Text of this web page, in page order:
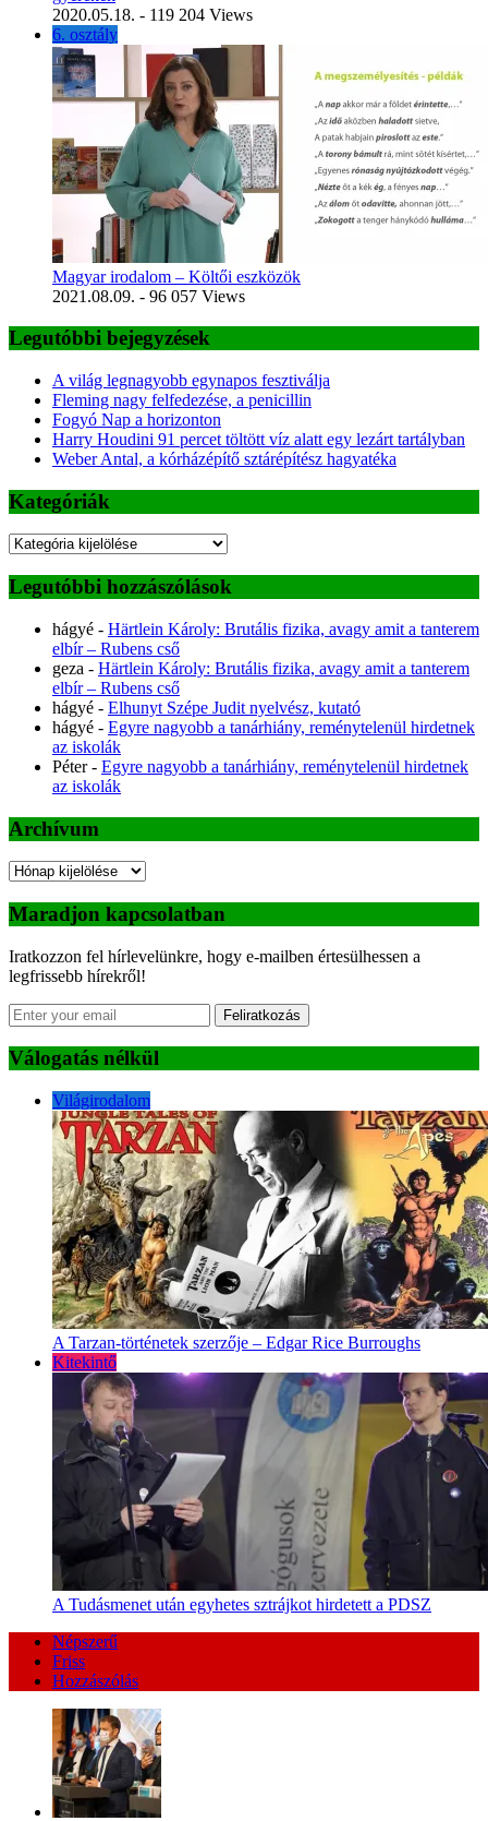
2020.05.18. - 119 204 Views
6. osztály
Magyar irodalom – Költői eszközök
2021.08.09. - 96 057 Views
Legutóbbi bejegyzések
A világ legnagyobb egynapos fesztiválja
Fleming nagy felfedezése, a penicillin
Fogyó Nap a horizonton
Harry Houdini 91 percet töltött víz alatt egy lezárt tartályban
Weber Antal, a kórházépítő sztárépítész hagyatéka
Kategóriák
Kategóriák
Legutóbbi hozzászólások
hágyé - Härtlein Károly: Brutális fizika, avagy amit a tanterem
elbír – Rubens cső
geza - Härtlein Károly: Brutális fizika, avagy amit a tanterem
elbír – Rubens cső
hágyé - Elhunyt Szépe Judit nyelvész, kutató
hágyé - Egyre nagyobb a tanárhiány, reménytelenül hirdetnek
az iskolák
Péter- Egyre nagyobb a tanárhiány, reménytelenül hirdetnek
az iskolák
Archívum
Archívum
Maradjon kapcsolatban
Iratkozzon fel hírlevelünkre, hogy e-mailben értesülhessen a
legfrissebb hírekről!
Feliratkozás
Válogatás nélkül
Világirodalom
A Tarzan-történetek szerzője – Edgar Rice Burroughs
Kitekintő
A Tudásmenet után egyhetes sztrájkot hirdetett a PDSZ
Népszerű
Friss
Hozzászólás